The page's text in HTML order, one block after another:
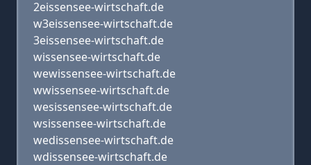
2eissensee-wirtschaft.de
w3eissensee-wirtschaft.de
3eissensee-wirtschaft.de
wissensee-wirtschaft.de
wewissensee-wirtschaft.de
wwissensee-wirtschaft.de
wesissensee-wirtschaft.de
wsissensee-wirtschaft.de
wedissensee-wirtschaft.de
wdissensee-wirtschaft.de